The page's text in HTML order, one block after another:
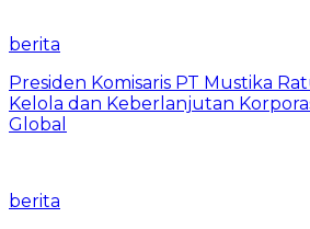
berita
Presiden Komisaris PT Mustika
Kelola dan Keberlanjutan
Global
berita